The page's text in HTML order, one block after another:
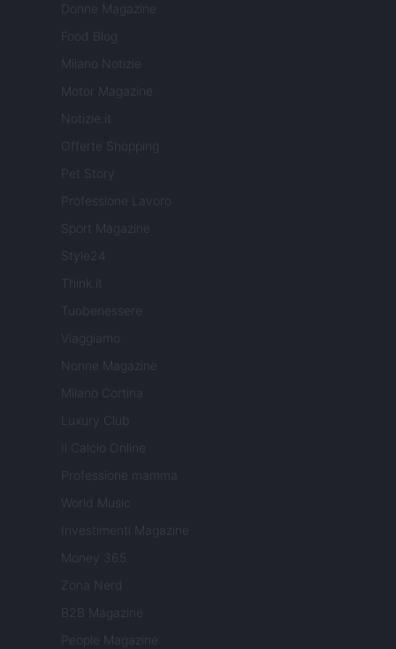
Donne Magazine
Food Blog
Milano Notizie
Motor Magazine
Notizie.it
Offerte Shopping
Pet Story
Professione Lavoro
Sport Magazine
Style24
Think.it
Tuobenessere
Viaggiamo
Nonne Magazine
Milano Cortina
Luxury Club
Il Calcio Online
Professione mamma
World Music
Investimenti Magazine
Money 365
Zona Nerd
B2B Magazine
People Magazine